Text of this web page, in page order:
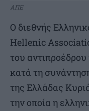
ΑΠΕ
Ο διεθνής
Hellenic
του
κατά τη
της Ελλάδας
την οποία η